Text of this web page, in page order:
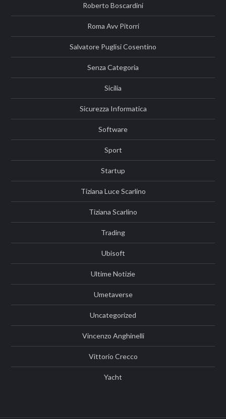
Roberto Boscardini
Roma Avv Pitorri
Salvatore Puglisi Cosentino
Senza Categoria
Sicilia
Sicurezza Informatica
Software
Sport
Startup
Tiziana Luce Scarlino
Tiziana Scarlino
Trading
Ubisoft
Ultime Notizie
Umetaverse
Uncategorized
Vincenzo Anghinelli
Vittorio Crecco
Yacht